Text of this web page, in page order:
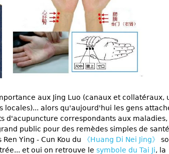
aux Jing Luo (canaux et collatéraux,
alors qu'aujourd'hui les gens
d'acupuncture correspondants aux maladies,
public pour des remèdes simples de
Ying - Cun Kou du
《Huang Di Nei Jing》
et oui on retrouve le symbole du Tai Ji, la